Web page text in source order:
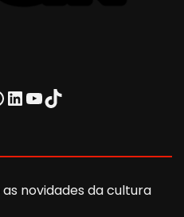
LinkedIn
Youtube
TikTok
novidades da cultura